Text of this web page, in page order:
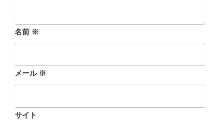
名前 ※
メール ※
サイト